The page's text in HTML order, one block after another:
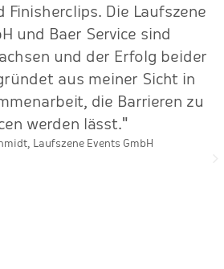
Finisherclips. Die Laufszene
und Baer Service sind
und der Erfolg beider
aus meiner Sicht in
die Barrieren zu
werden lässt."
Laufszene Events GmbH